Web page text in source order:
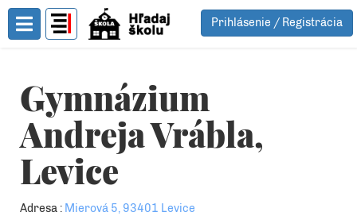
Toggle Menu
Prihlásenie / Registrácia
Gymnázium
Andreja Vrábla,
Levice
Adresa : Mierová 5, 93401 Levice